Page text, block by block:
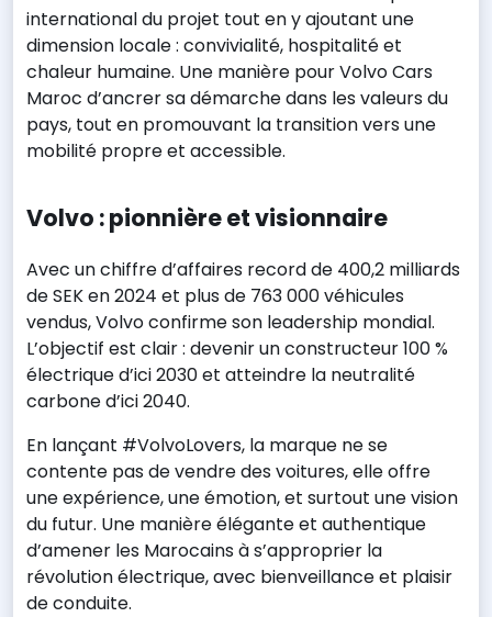
international du projet tout en y ajoutant une
dimension locale : convivialité, hospitalité et
chaleur humaine. Une manière pour Volvo Cars
Maroc d’ancrer sa démarche dans les valeurs du
pays, tout en promouvant la transition vers une
mobilité propre et accessible.
Volvo : pionnière et visionnaire
Avec un chiffre d’affaires record de 400,2 milliards
de SEK en 2024 et plus de 763 000 véhicules
vendus, Volvo confirme son leadership mondial.
L’objectif est clair : devenir un constructeur 100 %
électrique d’ici 2030 et atteindre la neutralité
carbone d’ici 2040.
En lançant #VolvoLovers, la marque ne se
contente pas de vendre des voitures, elle offre
une expérience, une émotion, et surtout une vision
du futur. Une manière élégante et authentique
d’amener les Marocains à s’approprier la
révolution électrique, avec bienveillance et plaisir
de conduite.